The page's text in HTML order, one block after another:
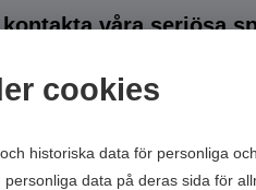
cookies
historiska data för personliga
data på deras sida för
våra seriösa
tar emot dig och
energier man har